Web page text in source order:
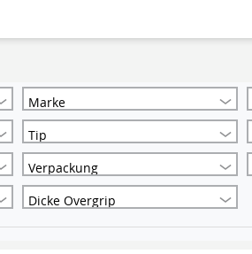
Marke
Tip
Verpackung
Dicke Overgrip